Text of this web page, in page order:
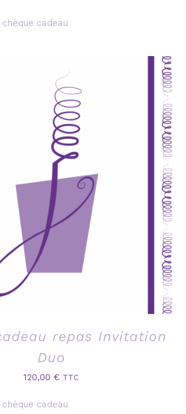
cadeau
repas Invitation
Duo
120,00 € TTC
cadeau